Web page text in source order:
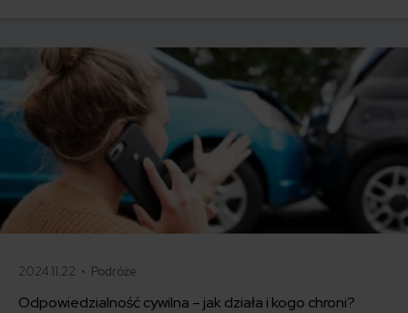
2024.11.22 • Podróże
Odpowiedzialność cywilna – jak działa i kogo chroni?